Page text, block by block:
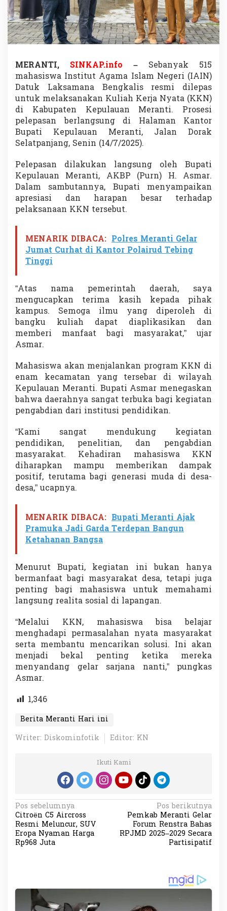
n
g
k
a
l
K
K
N
d
i
M
e
r
t
i
,
D
i
b
u
t
a
t
B
i
A
s
m
a
MERANTI, SINKAP.info – Sebanyak 515
mahasiswa Institut Agama Islam Negeri (IAIN)
Datuk Laksamana Bengkalis resmi dilepas
untuk melaksanakan Kuliah Kerja Nyata (KKN)
di Kabupaten Kepulauan Meranti. Prosesi
pelepasan berlangsung di Halaman Kantor
Bupati Kepulauan Meranti, Jalan Dorak
Selatpanjang, Senin (14/7/2025).
Pelepasan dilakukan langsung oleh Bupati
Kepulauan Meranti, AKBP (Purn) H. Asmar.
Dalam sambutannya, Bupati menyampaikan
apresiasi dan harapan besar terhadap
pelaksanaan KKN tersebut.
MENARIK DIBACA: Polres Meranti Gelar
Jumat Curhat di Kantor Polairud Tebing
Tinggi
“Atas nama pemerintah daerah, saya
mengucapkan terima kasih kepada pihak
kampus. Semoga ilmu yang diperoleh di
bangku kuliah dapat diaplikasikan dan
memberi manfaat bagi masyarakat,” ujar
Asmar.
Mahasiswa akan menjalankan program KKN di
enam kecamatan yang tersebar di wilayah
Kepulauan Meranti. Bupati Asmar menegaskan
bahwa daerahnya sangat terbuka bagi kegiatan
pengabdian dari institusi pendidikan.
“Kami sangat mendukung kegiatan
pendidikan, penelitian, dan pengabdian
masyarakat. Kehadiran mahasiswa KKN
diharapkan mampu memberikan dampak
positif, terutama bagi generasi muda di desa-
desa,” ucapnya.
MENARIK DIBACA: Bupati Meranti Ajak
Pramuka Jadi Garda Terdepan Bangun
Ketahanan Bangsa
Menurut Bupati, kegiatan ini bukan hanya
bermanfaat bagi masyarakat desa, tetapi juga
penting bagi mahasiswa untuk memahami
langsung realita sosial di lapangan.
“Melalui KKN, mahasiswa bisa belajar
menghadapi permasalahan nyata masyarakat
serta membantu mencarikan solusi. Ini akan
menjadi bekal penting ketika mereka
menyandang gelar sarjana nanti,” pungkas
Asmar.
1,346
Berita Meranti Hari ini
Writer: Diskominfotik
Editor: KN
Ikuti Kami
N
a
v
s
Pos sebelumnya
Citroën C5 Aircross
Resmi Meluncur, SUV
Eropa Nyaman Harga
Rp968 Juta
Pos berikutnya
Pemkab Meranti Gelar
Forum Renstra Bahas
RPJMD 2025–2029 Secara
Partisipatif